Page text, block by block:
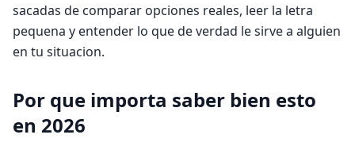
sacadas de comparar opciones reales, leer la letra
pequena y entender lo que de verdad le sirve a alguien
en tu situacion.
Por que importa saber bien esto
en 2026